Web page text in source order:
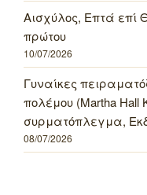
Αισχύλος, Επτά επί
πρώτου
10/07/2026
Γυναίκες
πολέμου (Martha Hall
συρματόπλεγμα,
08/07/2026